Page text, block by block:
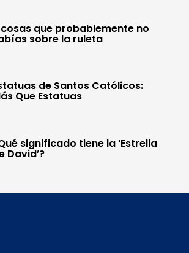
que probablemente no
sobre la ruleta
de Santos Católicos:
Que Estatuas
significado tiene la ‘Estrella
David’?